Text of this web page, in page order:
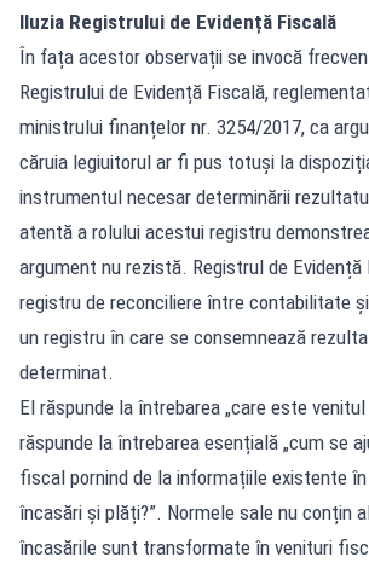
Iluzia Registrului de Evidență Fiscală
În fața acestor observații se invocă
Registrului de Evidență Fiscală,
ministrului finanțelor nr. 3254/2017, ca
căruia legiuitorul ar fi pus totuși la
instrumentul necesar determinării
atentă a rolului acestui registru
argument nu rezistă. Registrul de
registru de reconciliere între contabilitate
un registru în care se consemnează
determinat.
El răspunde la întrebarea „care este
răspunde la întrebarea esențială „cum se
fiscal pornind de la informațiile existente
încasări și plăți?”. Normele sale nu conțin
încasările sunt transformate în venituri